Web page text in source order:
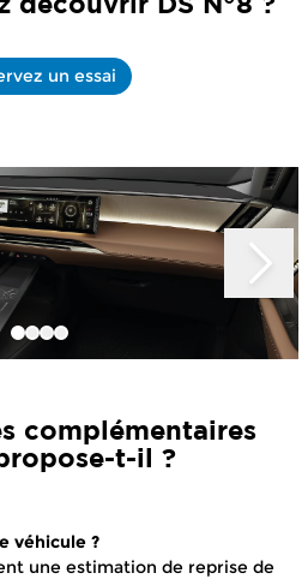
un essai
complémentaires
t-il ?
véhicule ?
une estimation de reprise de